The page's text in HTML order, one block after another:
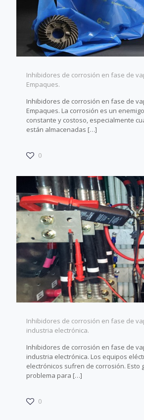
Inhibidores de corrosión en fase de
Empaques.
Inhibidores de corrosión en fase de
Empaques. La corrosión es un
constante y costoso, especialmente
están almacenadas […]
0
Inhibidores de corrosión en fase de
industria electrónica.
Inhibidores de corrosión en fase de
industria electrónica. Los equipos
electrónicos sufren de corrosión. Esto
problema para […]
0